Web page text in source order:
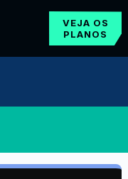
VEJA OS
PLANOS